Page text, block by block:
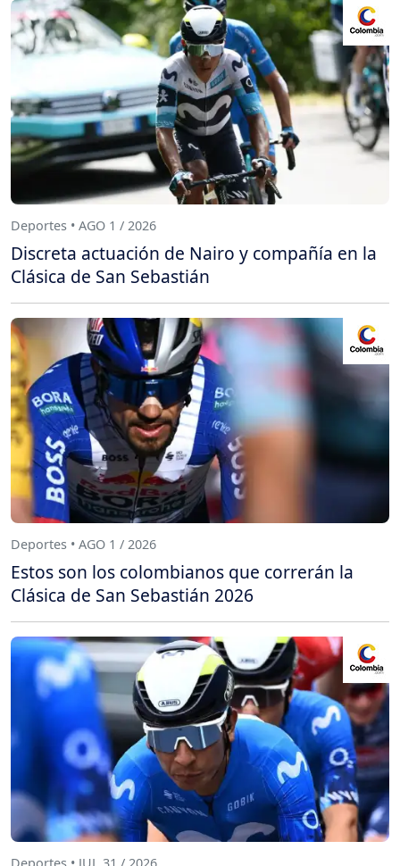
Deportes • AGO 1 / 2026
Discreta actuación de Nairo y compañía en la
Clásica de San Sebastián
Deportes • AGO 1 / 2026
Estos son los colombianos que correrán la
Clásica de San Sebastián 2026